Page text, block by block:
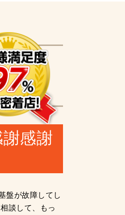
感謝
盤が故障してし
談して、もっ